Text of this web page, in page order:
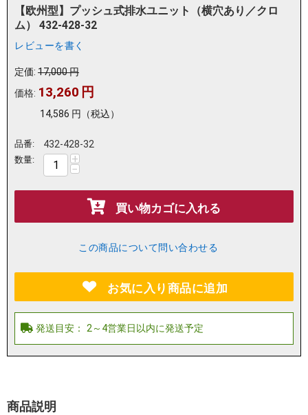
【欧州型】プッシュ式排水ユニット（横穴あり／クロ
ム） 432-428-32
レビューを書く
定価: 17,000円
価格: 13,260 円
14,586 円 （税込）
品番: 432-428-32
数量: +
−
買い物カゴに入れる
この商品について問い合わせる
お気に入り商品に追加
商品説明